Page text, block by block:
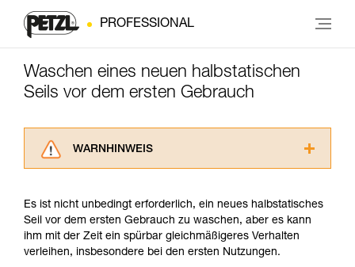
PROFESSIONAL
Waschen eines neuen halbstatischen
Seils vor dem ersten Gebrauch
WARNHINWEIS
aufmerksam durch, bevor Sie diesen zu Rate
ziehen. Um diese Zusatzinformationen
verstehen zu können, müssen Sie zuerst die in
der Gebrauchsanweisung enthaltenen
Es ist nicht unbedingt erforderlich, ein neues halbstatisches
Seil vor dem ersten Gebrauch zu waschen, aber es kann
ihm mit der Zeit ein spürbar gleichmäßigeres Verhalten
verleihen, insbesondere bei den ersten Nutzungen.